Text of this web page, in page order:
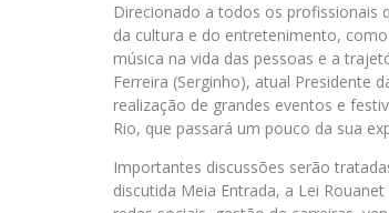
Direcionado a todos os profissionais
da cultura e do entretenimento,
música na vida das pessoas e a
Ferreira (Serginho), atual Presidente
realização de grandes eventos e
Rio, que passará um pouco da sua
Importantes discussões serão
discutida Meia Entrada, a Lei